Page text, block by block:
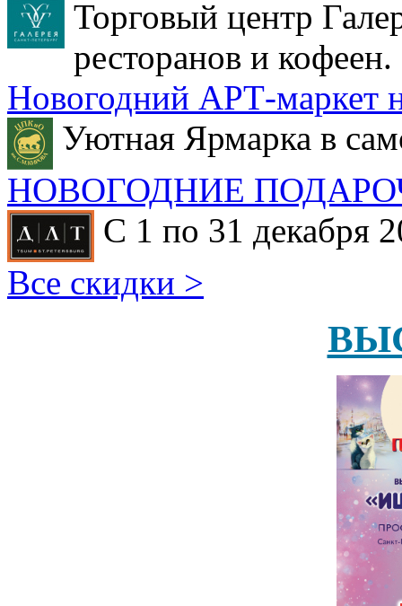
Торговый центр
ресторанов и кофеен.
Новогодний АРТ-маркет
Уютная Ярмарка в
НОВОГОДНИЕ
С 1 по 31 декабря
Все скидки >